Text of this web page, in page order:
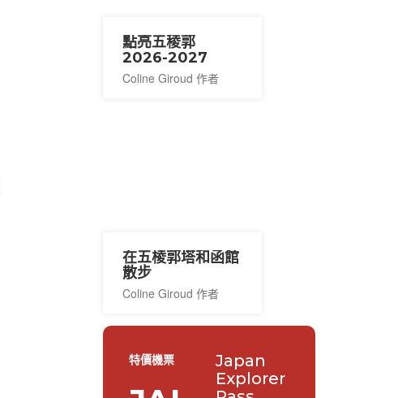
點亮五稜郭
2026-2027
Coline Giroud 作者
在五棱郭塔和函館
散步
Coline Giroud 作者
特價機票
Japan
Explorer